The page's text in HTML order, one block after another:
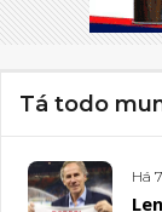
Tá todo
Há